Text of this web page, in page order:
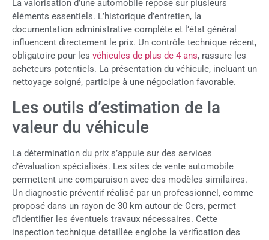
La valorisation d’une automobile repose sur plusieurs
éléments essentiels. L’historique d’entretien, la
documentation administrative complète et l’état général
influencent directement le prix. Un contrôle technique récent,
obligatoire pour les véhicules de plus de 4 ans, rassure les
acheteurs potentiels. La présentation du véhicule, incluant un
nettoyage soigné, participe à une négociation favorable.
Les outils d’estimation de la
valeur du véhicule
La détermination du prix s’appuie sur des services
d’évaluation spécialisés. Les sites de vente automobile
permettent une comparaison avec des modèles similaires.
Un diagnostic préventif réalisé par un professionnel, comme
proposé dans un rayon de 30 km autour de Cers, permet
d’identifier les éventuels travaux nécessaires. Cette
inspection technique détaillée englobe la vérification des